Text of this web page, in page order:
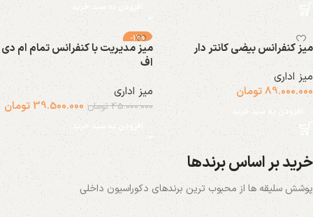
افزودن به سبد خرید
میز کنفرانس بیضی کانتر دار
میز اداری
89.000.000تومان
افزودن به سبد خرید
-12%
میز مدیریت با کنفرانس تمام ام دی
اف
میز اداری
45.000.000تومان 39.500.000تومان
افزودن به سبد خرید
خرید بر اساس برندها
پوشش سلیقه ها از محبوب ترین برندهای دکوراسیون داخلی